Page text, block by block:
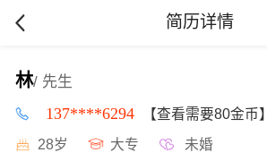
简历详情
林/ 先生
137****6294 【查看需要80金币】
28岁 大专 未婚